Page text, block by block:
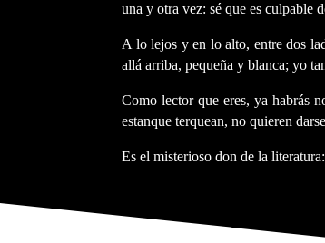
una y otra vez: sé que es culpable
A lo lejos y en lo alto, entre dos
allá arriba, pequeña y blanca; yo
Como lector que eres, ya habrás
estanque terquean, no quieren
Es el misterioso don de la